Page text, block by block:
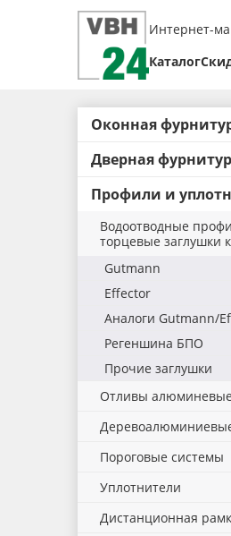
Интернет-
Каталог
Оконная
Дверная
Профили и
Водоотводные
торцевые заглушки
Gutmann
Effector
Аналоги Gutmann/
Регеншина БПО
Прочие заглушки
Отливы алюминевые
Пороговые системы
Уплотнители
Дистанционная